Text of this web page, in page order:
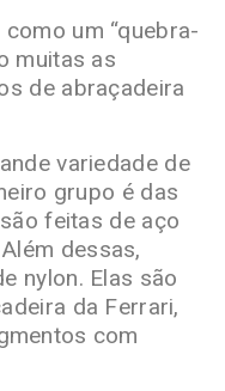
um “quebra-
muitas as
de abraçadeira
variedade de
grupo é das
feitas de aço
dessas,
nylon. Elas são
da Ferrari,
com